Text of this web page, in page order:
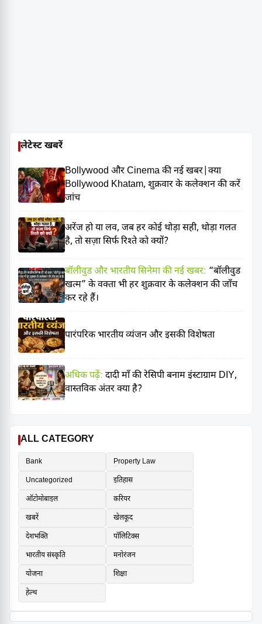
लेटेस्ट खबरें
Bollywood और Cinema की नई खबर|क्या
Bollywood Khatam, शुक्रवार के कलेक्शन की करें
जांच
अरेंज हो या लव, जब हर कोई थोड़ा सही, थोड़ा गलत
है, तो सज़ा सिर्फ रिश्ते को क्यों?
बॉलीवुड और भारतीय सिनेमा की नई खबर: “बॉलीवुड
खत्म” के वक्ता भी हर शुक्रवार के कलेक्शन की जाँच
कर रहे हैं।
पारंपरिक भारतीय व्यंजन और इसकी विशेषता
अधिक पढ़ें: दादी माँ की रेसिपी बनाम इंस्टाग्राम DIY,
वास्तविक अंतर क्या है?
ALL CATEGORY
Bank
Property Law
Uncategorized
इतिहास
ऑटोमोबाइल
करियर
खबरें
खेलकूद
देशभक्ति
पॉलिटिक्स
भारतीय संस्कृति
मनोरंजन
योजना
शिक्षा
हेल्थ